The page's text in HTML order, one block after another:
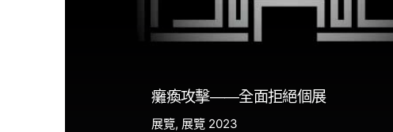
癱瘓攻擊——全面拒絕個展
展覽 展覽 2023